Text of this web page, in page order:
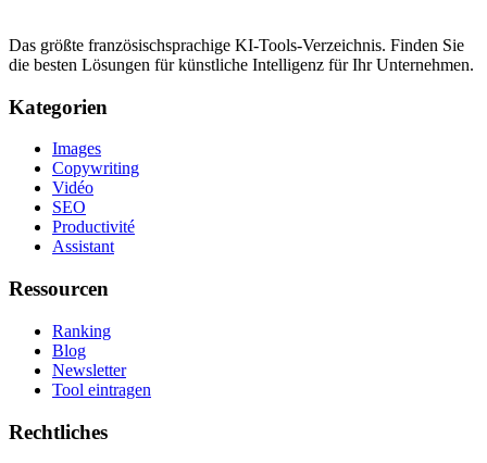
Das größte französischsprachige KI-Tools-Verzeichnis. Finden Sie
die besten Lösungen für künstliche Intelligenz für Ihr Unternehmen.
Kategorien
Images
Copywriting
Vidéo
SEO
Productivité
Assistant
Ressourcen
Ranking
Blog
Newsletter
Tool eintragen
Rechtliches